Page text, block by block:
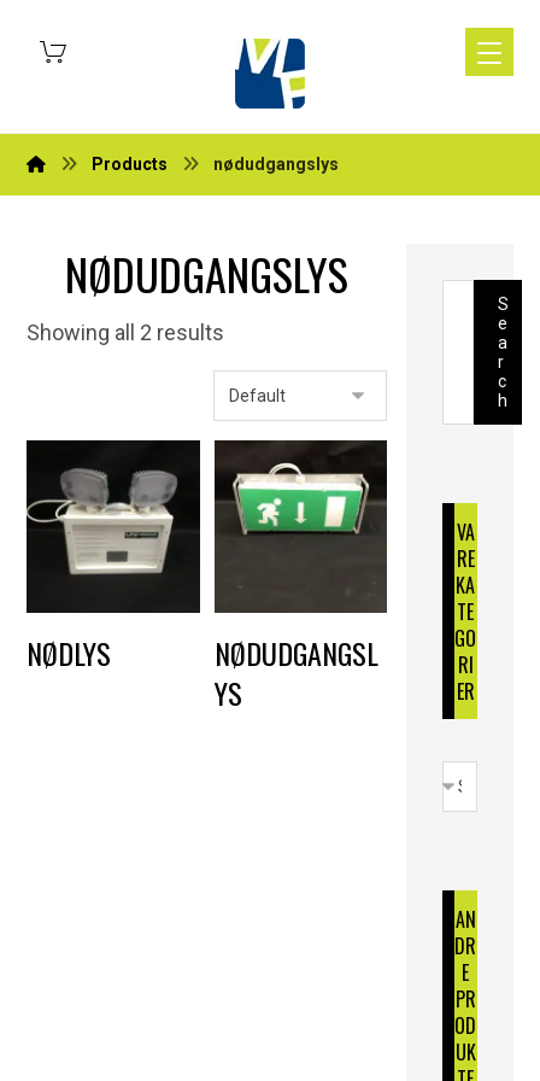
Products nødudgangslys
NØDUDGANGSLYS
Showing all 2 results
NØDLYS
NØDUDGANGSL
YS
S
e
a
r
c
h
VA
RE
KA
TE
GO
RI
ER
AN
DR
E
PR
OD
UK